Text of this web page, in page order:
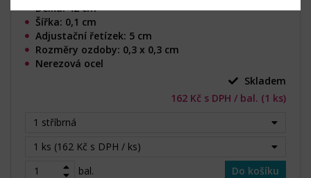
Délka: 42 cm
Šířka: 0,1 cm
Adjustační řetízek: 5 cm
Rozměry ozdoby: 0,3 x 0,3 cm
Nerezová ocel
Skladem
162 Kč s DPH / bal. (1 ks)
1 stříbrná
1 ks (162 Kč s DPH / ks)
bal.
Do košíku